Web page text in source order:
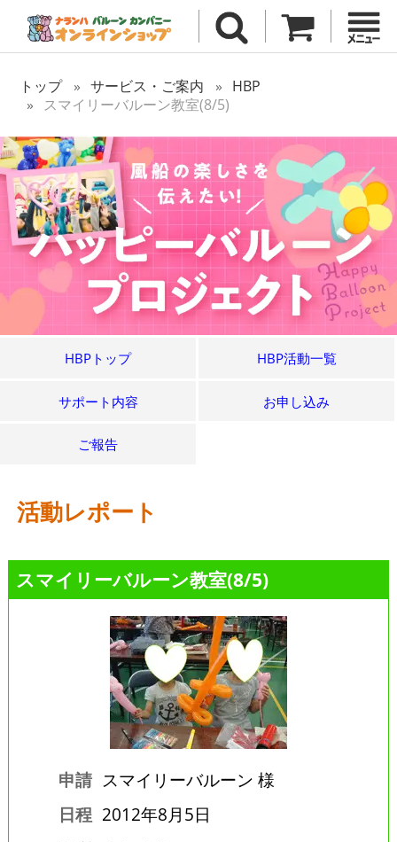
トップ サービス・ご案内
HBP
スマイリーバルーン教室(8/5)
HBPトップ HBP活動一覧
サポート内容 お申し込み
ご報告
活動レポート
スマイリーバルーン教室(8/5)
申請 スマイリーバルーン 様
日程 2012年8月5日